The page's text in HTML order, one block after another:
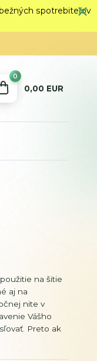
spotrebiteľov
0
0,00 EUR
na šitie
aj na
nite v
Vášho
Preto ak